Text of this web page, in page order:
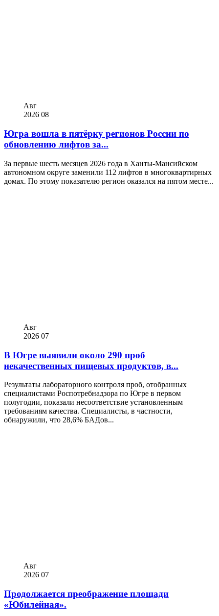
Авг
2026 08
Югра вошла в пятёрку регионов России по
обновлению лифтов за...
За первые шесть месяцев 2026 года в Ханты-Мансийском
автономном округе заменили 112 лифтов в многоквартирных
домах. По этому показателю регион оказался на пятом месте...
Авг
2026 07
В Югре выявили около 290 проб
некачественных пищевых продуктов, в...
Результаты лабораторного контроля проб, отобранных
специалистами Роспотребнадзора по Югре в первом
полугодии, показали несоответствие установленным
требованиям качества. Специалисты, в частности,
обнаружили, что 28,6% БАДов...
Авг
2026 07
Продолжается преображение площади
«Юбилейная».